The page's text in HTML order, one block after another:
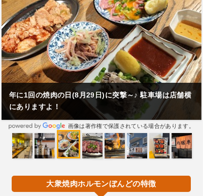
年に1回の焼肉の日(8月29日)に突撃～♪ 駐車場は店舗横
にありますよ！
画像は著作権で保護されている場合があります。
大衆焼肉ホルモンぼんどの特徴